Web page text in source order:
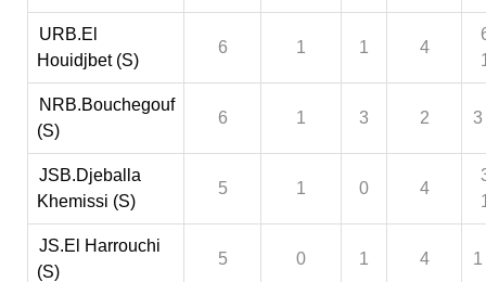
URB.El
Houidjbet (S)
6 1 1 4
NRB.Bouchegouf
(S)
6 1 3 2 3
JSB.Djeballa
Khemissi (S)
5 1 0 4
JS.El Harrouchi
(S)
5 0 1 4 1